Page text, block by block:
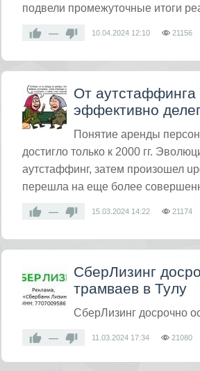
подвели промежуточные итоги
— 10.04.2024 12:10 21156
От аутстаффинга
эффективно
Понятие аренды
достигло только к 2000 гг.
аутстаффинг, затем произошел
перешла на еще более
— 15.03.2024 14:22 21174
СберЛизинг
трамваев в Тулу
СберЛизинг досрочно
— 11.03.2024 17:34 21080